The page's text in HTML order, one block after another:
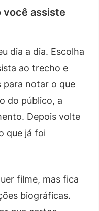
você assiste
dia a dia. Escolha
ao trecho e
para notar o que
do público, a
Depois volte
que já foi
filme, mas fica
biográficas.